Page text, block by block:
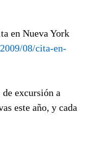
en Nueva York
08/cita-en-
excursión a
este año, y cada